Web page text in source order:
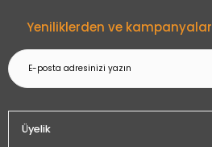
Yeniliklerden ve
Üyelik